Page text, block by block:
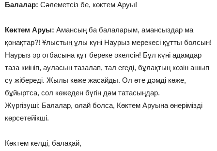
Балалар: Сәлеметсіз бе, көктем Аруы!
Көктем Аруы: Амансың ба балаларым, амансыздар ма
қонақтар?! Ұлыстың ұлы күні Наурыз мерекесі құтты болсын!
Наурыз әр отбасына құт береке әкелсін! Бұл күні адамдар
таза киініп, ауласын тазалап, тал егеді, бұлақтың көзін ашып
су жібереді. Жылы көже жасайды. Ол өте дәмді көже,
бұйыртса, сол көжеден бүгін дәм татасыңдар.
Жүргізуші: Балалар, олай болса, Көктем Аруына өнерімізді
көрсетейікші.
Көктем келді, балақай,